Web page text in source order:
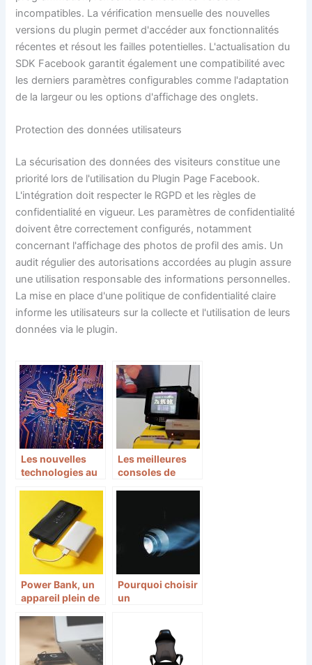
incompatibles. La vérification mensuelle des nouvelles
versions du plugin permet d'accéder aux fonctionnalités
récentes et résout les failles potentielles. L'actualisation du
SDK Facebook garantit également une compatibilité avec
les derniers paramètres configurables comme l'adaptation
de la largeur ou les options d'affichage des onglets.
Protection des données utilisateurs
La sécurisation des données des visiteurs constitue une
priorité lors de l'utilisation du Plugin Page Facebook.
L'intégration doit respecter le RGPD et les règles de
confidentialité en vigueur. Les paramètres de confidentialité
doivent être correctement configurés, notamment
concernant l'affichage des photos de profil des amis. Un
audit régulier des autorisations accordées au plugin assure
une utilisation responsable des informations personnelles.
La mise en place d'une politique de confidentialité claire
informe les utilisateurs sur la collecte et l'utilisation de leurs
données via le plugin.
Les nouvelles
technologies au
appareils du
quotidien
Les meilleures
consoles de
Power Bank, un
appareil plein de
Pourquoi choisir
un